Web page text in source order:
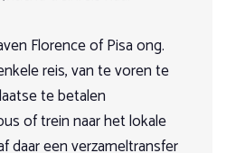
€ 1.345
27 28 29
€ 1.345
3 4 5 6
Florence of Pisa ong.
reis, van te voren te
te betalen
of trein naar het lokale
daar een verzameltransfer